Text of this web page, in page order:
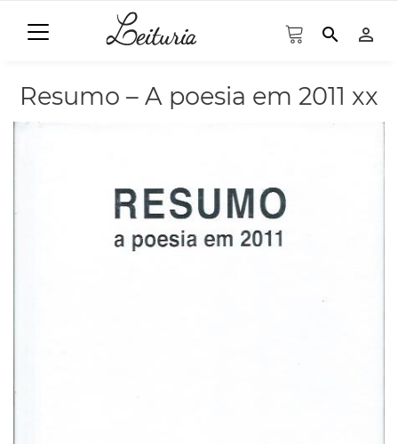
search person_outline
Resumo – A poesia em 2011 xx